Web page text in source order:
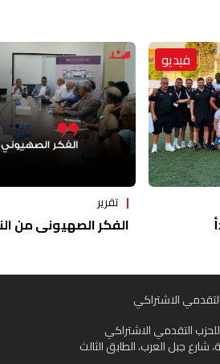
فيديو
تقرير
الفكر الصهيوني من
الاشتراكي
التقدمي الاشتراكي
جبل العرب، الطابق الثالث